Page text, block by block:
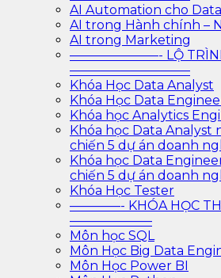
AI Automation cho
AI trong Hành chính –
AI trong Marketing
———————- LỘ
—————————–
Khóa Học Data Analyst
Khóa Học Data
Khóa học Analytics
Khóa học Data Analyst
chiến 5 dự án doanh
Khóa học Data
chiến 5 dự án doanh
Khóa Học Tester
————- KHÓA HỌC
——————–
Môn học SQL
Môn Học Big Data
Môn Học Power BI